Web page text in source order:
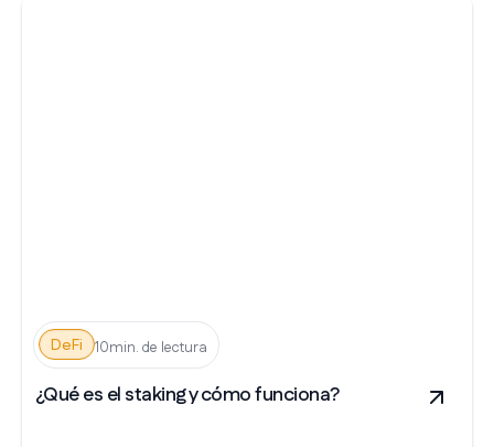
DeFi 10min. de lectura
¿Qué es el staking y cómo funciona?